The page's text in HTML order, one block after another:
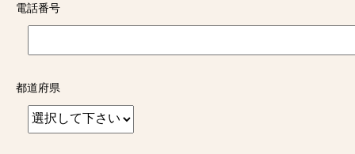
電話番号
都道府県